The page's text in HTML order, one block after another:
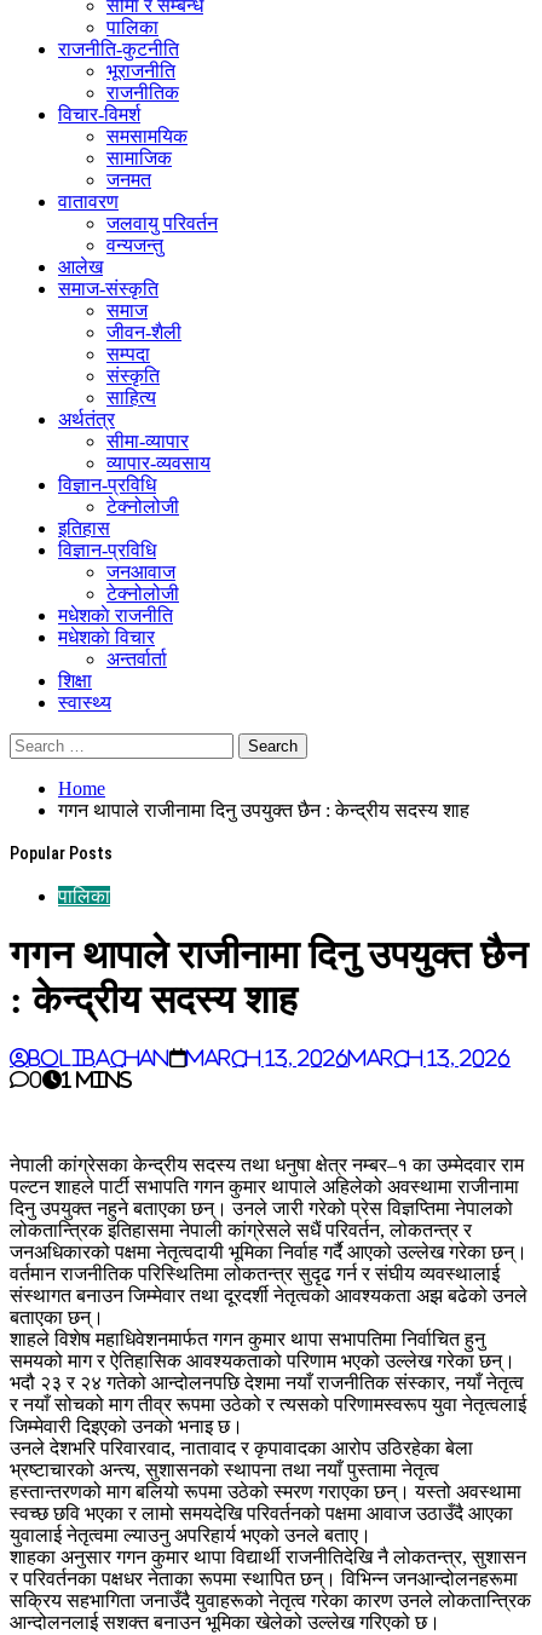
सीमा र सम्बन्ध
पालिका
राजनीति-कुटनीति
भूराजनीति
राजनीतिक
विचार-विमर्श
समसामयिक
सामाजिक
जनमत
वातावरण
जलवायु परिवर्तन
वन्यजन्तु
आलेख
समाज-संस्कृति
समाज
जीवन-शैली
सम्पदा
संस्कृति
साहित्य
अर्थतंत्र
सीमा-व्यापार
व्यापार-व्यवसाय
विज्ञान-प्रविधि
टेक्नोलोजी
इतिहास
विज्ञान-प्रविधि
जनआवाज
टेक्नोलोजी
मधेशकाे राजनीति
मधेशकाे विचार
अन्तर्वार्ता
शिक्षा
स्वास्थ्य
Home
गगन थापाले राजीनामा दिनु उपयुक्त छैन : केन्द्रीय सदस्य शाह
Popular Posts
पालिका
गगन थापाले राजीनामा दिनु उपयुक्त छैन
: केन्द्रीय सदस्य शाह
BoliBachan March 13, 2026March 13, 2026
0
1 mins
नेपाली कांग्रेसका केन्द्रीय सदस्य तथा धनुषा क्षेत्र नम्बर–१ का उम्मेदवार राम
पल्टन शाहले पार्टी सभापति गगन कुमार थापाले अहिलेको अवस्थामा राजीनामा
दिनु उपयुक्त नहुने बताएका छन्। उनले जारी गरेको प्रेस विज्ञप्तिमा नेपालको
लोकतान्त्रिक इतिहासमा नेपाली कांग्रेसले सधैं परिवर्तन, लोकतन्त्र र
जनअधिकारको पक्षमा नेतृत्वदायी भूमिका निर्वाह गर्दै आएको उल्लेख गरेका छन्।
वर्तमान राजनीतिक परिस्थितिमा लोकतन्त्र सुदृढ गर्न र संघीय व्यवस्थालाई
संस्थागत बनाउन जिम्मेवार तथा दूरदर्शी नेतृत्वको आवश्यकता अझ बढेको उनले
बताएका छन्।
शाहले विशेष महाधिवेशनमार्फत गगन कुमार थापा सभापतिमा निर्वाचित हुनु
समयको माग र ऐतिहासिक आवश्यकताको परिणाम भएको उल्लेख गरेका छन्।
भदौ २३ र २४ गतेको आन्दोलनपछि देशमा नयाँ राजनीतिक संस्कार, नयाँ नेतृत्व
र नयाँ सोचको माग तीव्र रूपमा उठेको र त्यसको परिणामस्वरूप युवा नेतृत्वलाई
जिम्मेवारी दिइएको उनको भनाइ छ।
उनले देशभरि परिवारवाद, नातावाद र कृपावादका आरोप उठिरहेका बेला
भ्रष्टाचारको अन्त्य, सुशासनको स्थापना तथा नयाँ पुस्तामा नेतृत्व
हस्तान्तरणको माग बलियो रूपमा उठेको स्मरण गराएका छन्। यस्तो अवस्थामा
स्वच्छ छवि भएका र लामो समयदेखि परिवर्तनको पक्षमा आवाज उठाउँदै आएका
युवालाई नेतृत्वमा ल्याउनु अपरिहार्य भएको उनले बताए।
शाहका अनुसार गगन कुमार थापा विद्यार्थी राजनीतिदेखि नै लोकतन्त्र, सुशासन
र परिवर्तनका पक्षधर नेताका रूपमा स्थापित छन्। विभिन्न जनआन्दोलनहरूमा
सक्रिय सहभागिता जनाउँदै युवाहरूको नेतृत्व गरेका कारण उनले लोकतान्त्रिक
आन्दोलनलाई सशक्त बनाउन भूमिका खेलेको उल्लेख गरिएको छ।